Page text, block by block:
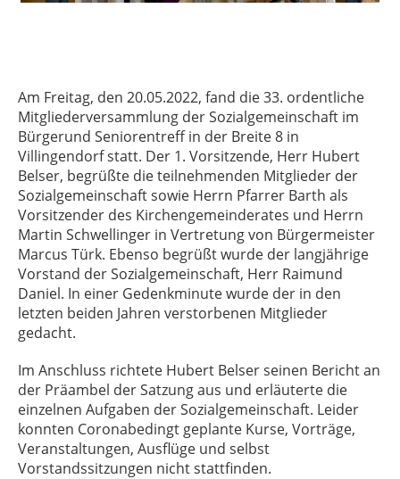
Am Freitag, den 20.05.2022, fand die 33. ordentliche
Mitgliederversammlung der Sozialgemeinschaft im
Bürgerund Seniorentreff in der Breite 8 in
Villingendorf statt. Der 1. Vorsitzende, Herr Hubert
Belser, begrüßte die teilnehmenden Mitglieder der
Sozialgemeinschaft sowie Herrn Pfarrer Barth als
Vorsitzender des Kirchengemeinderates und Herrn
Martin Schwellinger in Vertretung von Bürgermeister
Marcus Türk. Ebenso begrüßt wurde der langjährige
Vorstand der Sozialgemeinschaft, Herr Raimund
Daniel. In einer Gedenkminute wurde der in den
letzten beiden Jahren verstorbenen Mitglieder
gedacht.
Im Anschluss richtete Hubert Belser seinen Bericht an
der Präambel der Satzung aus und erläuterte die
einzelnen Aufgaben der Sozialgemeinschaft. Leider
konnten Coronabedingt geplante Kurse, Vorträge,
Veranstaltungen, Ausflüge und selbst
Vorstandssitzungen nicht stattfinden.